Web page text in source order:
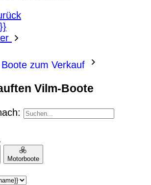
zum Verkauf
Vilm-Boote
Motorboote